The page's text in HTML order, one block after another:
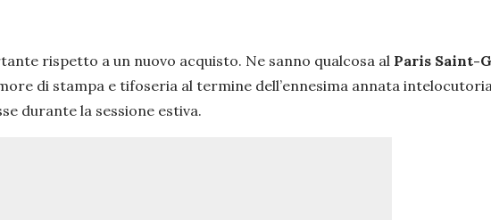
rispetto a un nuovo acquisto. Ne sanno qualcosa al Paris Saint-
di stampa e tifoseria al termine dell’ennesima annata
durante la sessione estiva.